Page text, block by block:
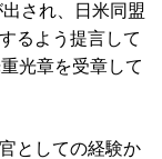
され、日米同盟
るよう提言して
光章を受章して
としての経験か